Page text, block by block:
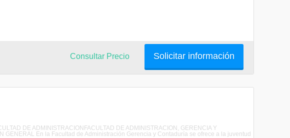
Solicitar información
Consultar Precio
DE ADMINISTRACIONFACULTAD DE ADMINISTRACION, GERENCIA Y
GENERAL En la Facultad de Administración Gerencia y Contaduría se ofrece a la juventud